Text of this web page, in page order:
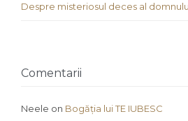
Despre misteriosul deces al
Comentarii
Neele on Bogăția lui TE IUBESC